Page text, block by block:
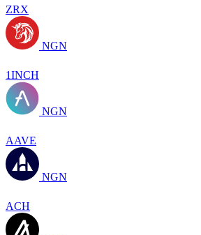
ZRX
NGN
1INCH
NGN
AAVE
NGN
ACH